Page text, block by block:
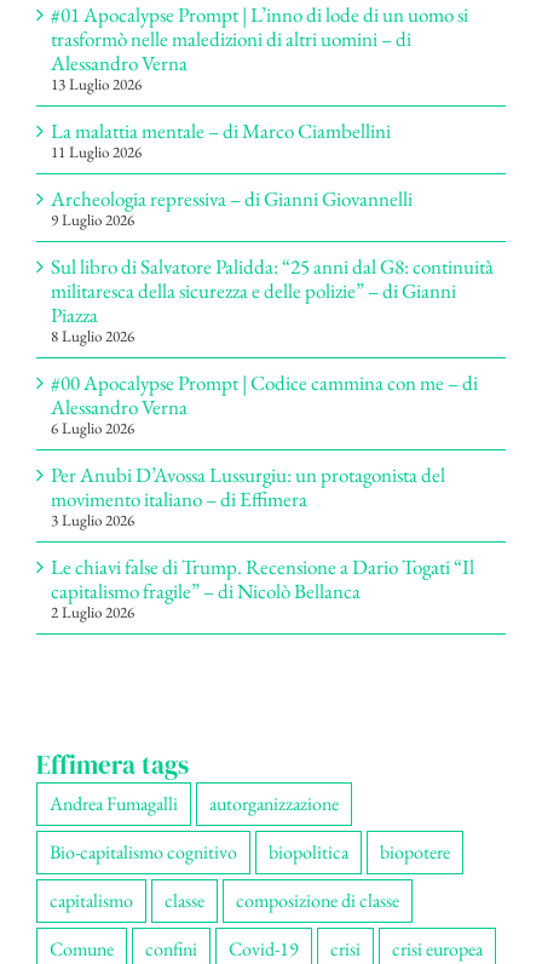
#01 Apocalypse Prompt | L’inno di lode di un uomo si
trasformò nelle maledizioni di altri uomini – di
Alessandro Verna
13 Luglio 2026
La malattia mentale – di Marco Ciambellini
11 Luglio 2026
Archeologia repressiva – di Gianni Giovannelli
9 Luglio 2026
Sul libro di Salvatore Palidda: “25 anni dal G8: continuità
militaresca della sicurezza e delle polizie” – di Gianni
Piazza
8 Luglio 2026
#00 Apocalypse Prompt | Codice cammina con me – di
Alessandro Verna
6 Luglio 2026
Per Anubi D’Avossa Lussurgiu: un protagonista del
movimento italiano – di Effimera
3 Luglio 2026
Le chiavi false di Trump. Recensione a Dario Togati “Il
capitalismo fragile” – di Nicolò Bellanca
2 Luglio 2026
Effimera tags
Andrea Fumagalli
autorganizzazione
Bio-capitalismo cognitivo
biopolitica
biopotere
capitalismo
classe
composizione di classe
Comune
confini Covid-19 crisi
crisi europea